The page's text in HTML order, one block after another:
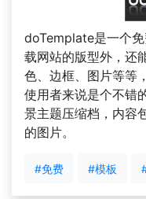
doTemplate是一个
载网站的版型外，还
色、边框、图片等等
使用者来说是个不错
景主题压缩档，内容
的图片。
#免费 #模板